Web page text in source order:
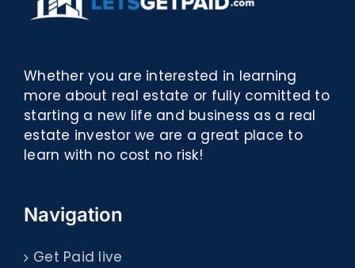
Whether you are interested in learning
more about real estate or fully comitted to
starting a new life and business as a real
estate investor we are a great place to
learn with no cost no risk!
Navigation
Get Paid live